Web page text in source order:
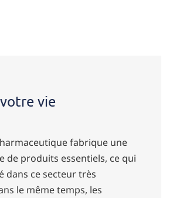
vie
fabrique une
de produits essentiels, ce qui
dans ce secteur très
le même temps, les